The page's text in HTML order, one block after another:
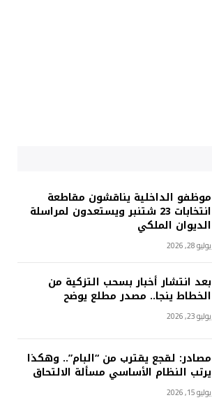
موظفو الداخلية يناقشون مقاطعة
انتخابات 23 شتنبر ويستعدون لمراسلة
الديوان الملكي
يوليو 28, 2026
بعد انتشار أخبار بسحب التزكية من
الخطاط ينجا.. مصدر مطلع يوضح
يوليو 23, 2026
مصادر: لقجع يقترب من “البام”.. وهكذا
يرتب النظام الأساسي مسألة الالتحاق
يوليو 15, 2026